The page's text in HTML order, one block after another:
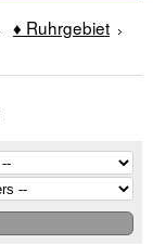
♦ Ruhrgebiet